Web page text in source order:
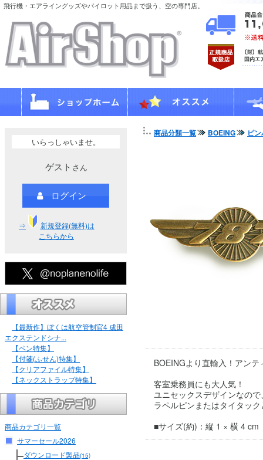
飛行機・エアライングッズやパイロット用品まで扱う、空の専門店。
いらっしゃいませ。
ゲスト さん
ログイン
⇒
新規登録(無料)は
こちらから
【最新作】ぼくは航空管制官4 成田
エクステンドシナ...
【ペン特集】
【付箋(ふせん)特集】
【クリアファイル特集】
【ネックストラップ特集】
商品カテゴリ一覧
サマーセール2026
ダウンロード製品(15)
商品分類一覧 BOEING ピ
BOEINGより直輸入！アン
客室乗務員にも大人気！
ユニセックスデザインなの
ラペルピンまたはタイタッ
■サイズ(約)：縦 1 × 横 4 cm